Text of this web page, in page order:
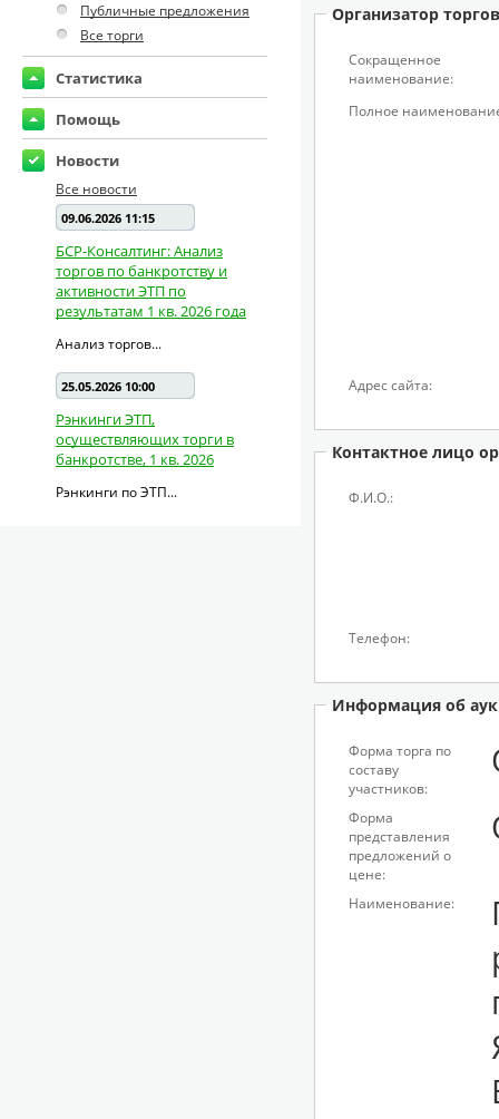
Публичные предложения
Все торги
Статистика
Помощь
Новости
Все новости
09.06.2026 11:15
БСР-Консалтинг: Анализ
торгов по банкротству и
активности ЭТП по
результатам 1 кв. 2026 года
Анализ торгов...
25.05.2026 10:00
Рэнкинги ЭТП,
осуществляющих торги в
банкротстве, 1 кв. 2026
Рэнкинги по ЭТП...
Организатор торгов
Сокращенное
наименование:
Полное
Адрес сайта:
Контактное лицо
Ф.И.О.:
Телефон:
Информация об
Форма торга по
составу
участников:
Форма
представления
предложений о
цене:
Наименование: